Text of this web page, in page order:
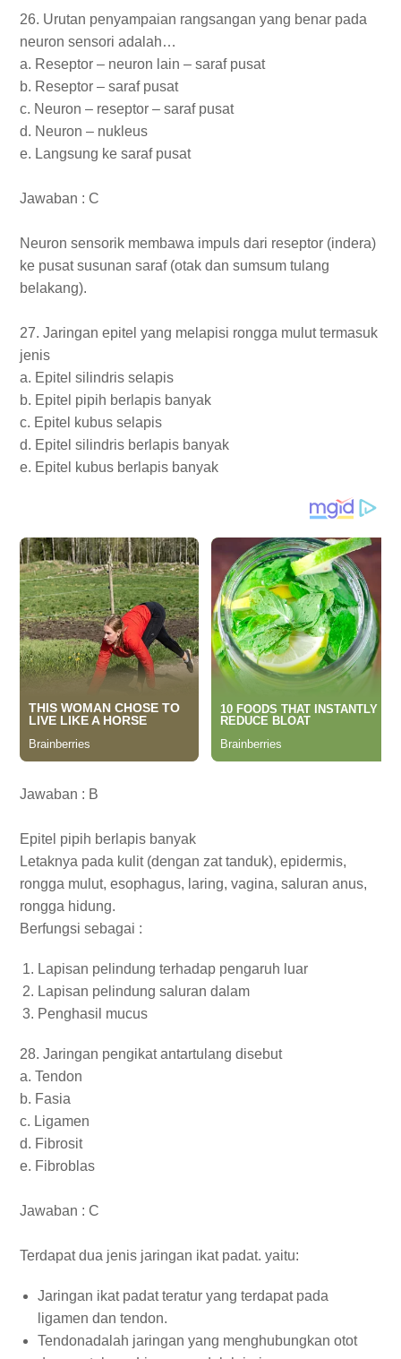
26. Urutan penyampaian rangsangan yang benar pada
neuron sensori adalah…
a. Reseptor – neuron lain – saraf pusat
b. Reseptor – saraf pusat
c. Neuron – reseptor – saraf pusat
d. Neuron – nukleus
e. Langsung ke saraf pusat
Jawaban : C
Neuron sensorik membawa impuls dari reseptor (indera)
ke pusat susunan saraf (otak dan sumsum tulang
belakang).
27. Jaringan epitel yang melapisi rongga mulut termasuk
jenis
a. Epitel silindris selapis
b. Epitel pipih berlapis banyak
c. Epitel kubus selapis
d. Epitel silindris berlapis banyak
e. Epitel kubus berlapis banyak
Jawaban : B
Epitel pipih berlapis banyak
Letaknya pada kulit (dengan zat tanduk), epidermis,
rongga mulut, esophagus, laring, vagina, saluran anus,
rongga hidung.
Berfungsi sebagai :
Lapisan pelindung terhadap pengaruh luar
Lapisan pelindung saluran dalam
Penghasil mucus
28. Jaringan pengikat antartulang disebut
a. Tendon
b. Fasia
c. Ligamen
d. Fibrosit
e. Fibroblas
Jawaban : C
Terdapat dua jenis jaringan ikat padat. yaitu:
Jaringan ikat padat teratur yang terdapat pada
ligamen dan tendon.
Tendonadalah jaringan yang menghubungkan otot